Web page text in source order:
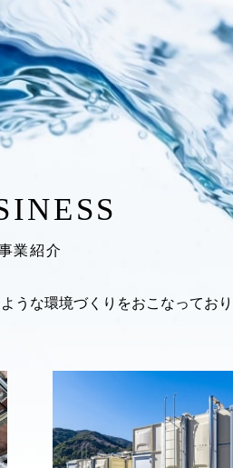
業紹介
うな環境づくりをおこなっており